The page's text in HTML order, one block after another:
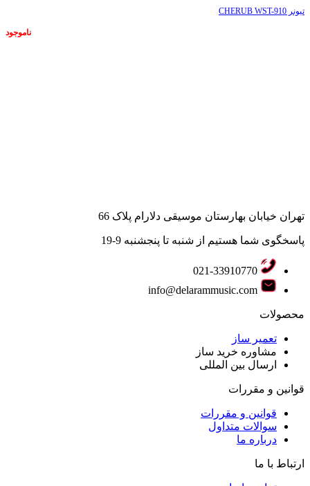
تیونر CHERUB WST-910
ناموجود
تهران خیابان بهارستان موسیقی دلارام پلاک 66
پاسخگوی شما هستیم از شنبه تا پنجشنبه 9-19
021-33910770
info@delarammusic.com
محصولات
تعمیر ساز
مشاوره خرید ساز
ارسال بین المللی
قوانین و مقررات
قوانین و مقررات
سوالات متداول
درباره ما
ارتباط با ما